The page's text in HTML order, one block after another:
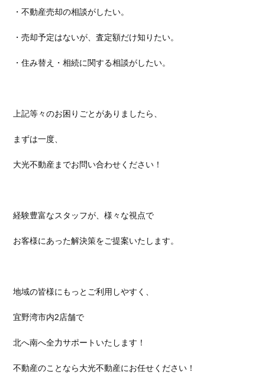
・不動産売却の相談がしたい。
・売却予定はないが、査定額だけ知りたい。
・住み替え・相続に関する相談がしたい。
上記等々のお困りごとがありましたら、
まずは一度、
大光不動産までお問い合わせください！
経験豊富なスタッフが、様々な視点で
お客様にあった解決策をご提案いたします。
地域の皆様にもっとご利用しやすく、
宜野湾市内2店舗で
北へ南へ全力サポートいたします！
不動産のことなら大光不動産にお任せください！